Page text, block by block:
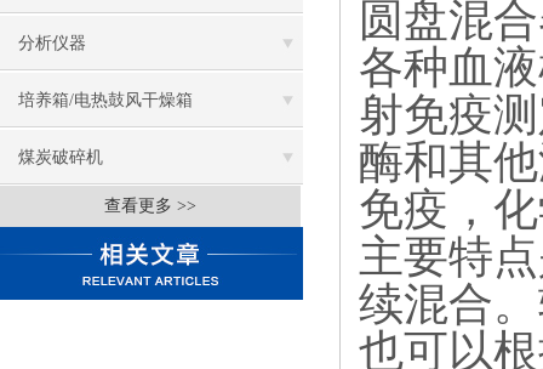
分析仪器
培养箱/电热鼓风干燥箱
煤炭破碎机
查看更多 >>
圆盘混
各种血
射免疫
酶和其
免疫，
主要特
续混合
也可以